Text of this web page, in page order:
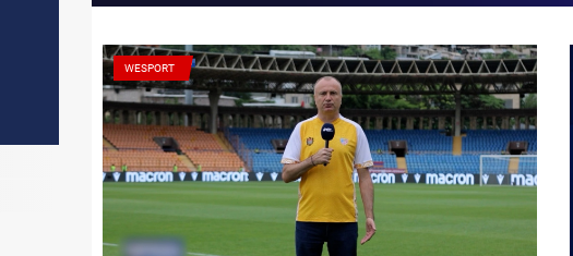
WESPORT